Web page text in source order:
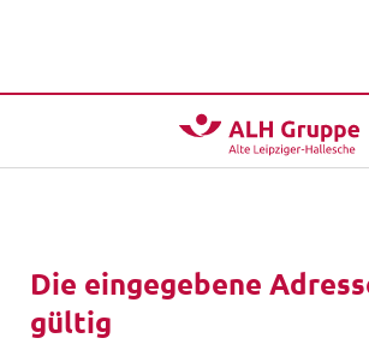
Die eingegebene
gültig